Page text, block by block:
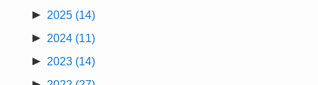
► 2025 (14)
► 2024 (11)
► 2023 (14)